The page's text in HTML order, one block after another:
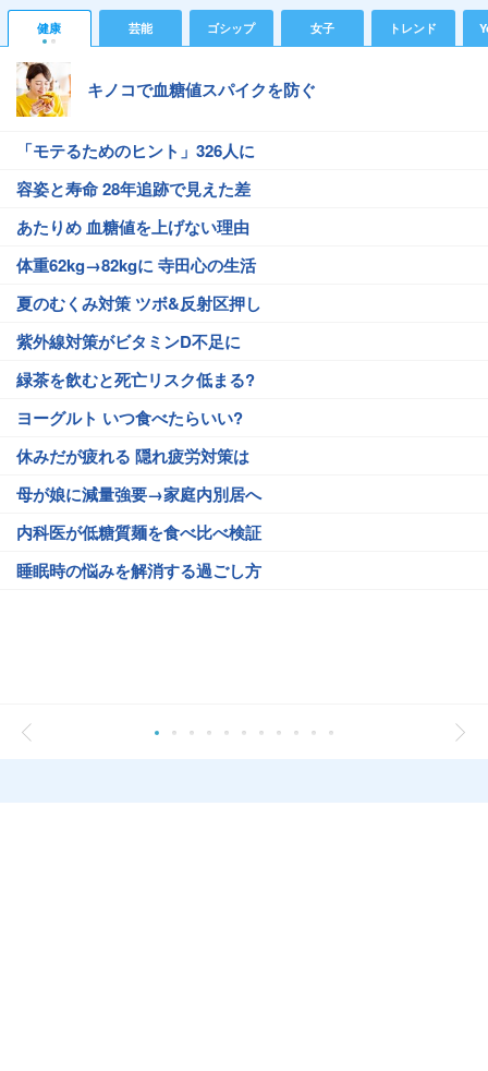
健康 芸能 ゴシップ 女子 トレンド
キノコで血糖値スパイクを防ぐ
「モテるためのヒント」326人に
容姿と寿命 28年追跡で見えた差
あたりめ 血糖値を上げない理由
体重62kg→82kgに 寺田心の生活
夏のむくみ対策 ツボ&反射区押し
紫外線対策がビタミンD不足に
緑茶を飲むと死亡リスク低まる?
ヨーグルト いつ食べたらいい?
休みだが疲れる 隠れ疲労対策は
母が娘に減量強要→家庭内別居へ
内科医が低糖質麺を食べ比べ検証
睡眠時の悩みを解消する過ごし方